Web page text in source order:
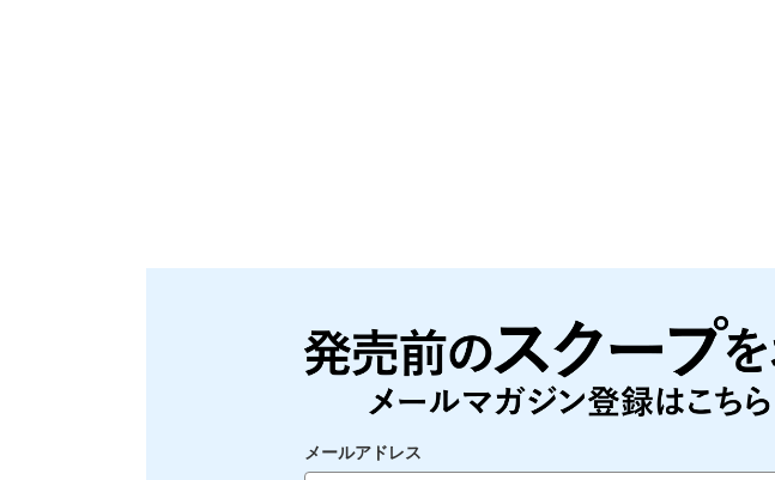
メールアドレス